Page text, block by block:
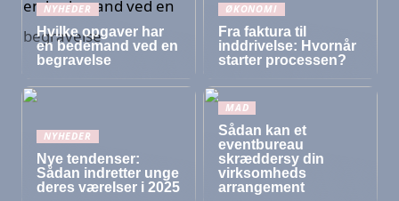
NYHEDER
Hvilke opgaver har
en bedemand ved en
begravelse
ØKONOMI
Fra faktura til
inddrivelse: Hvornår
starter processen?
NYHEDER
Nye tendenser:
Sådan indretter unge
deres værelser i 2025
MAD
Sådan kan et
eventbureau
skræddersy din
virksomheds
arrangement